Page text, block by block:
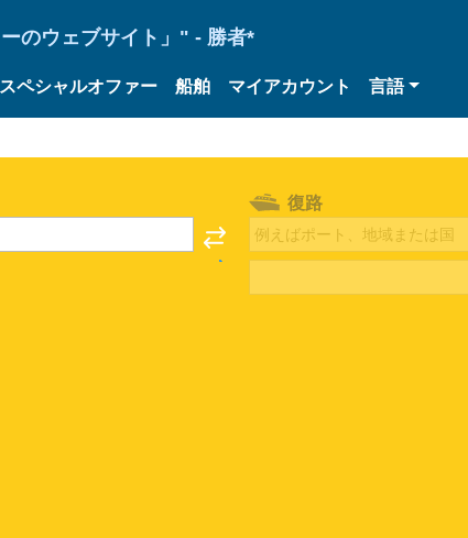
のウェブサイト」" - 勝者*
スペシャルオファー 船舶 マイアカウント 言語
復路